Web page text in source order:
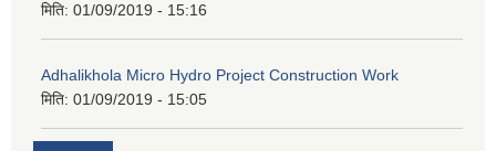
मिति: 01/09/2019 - 15:16
Adhalikhola Micro Hydro Project Construction Work
मिति: 01/09/2019 - 15:05